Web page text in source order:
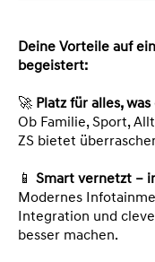
Deine Vorteile auf
begeistert:
🚀 Platz für alles,
Ob Familie, Sport,
ZS bietet
📱 Smart vernetzt –
Modernes
Integration und
besser machen.